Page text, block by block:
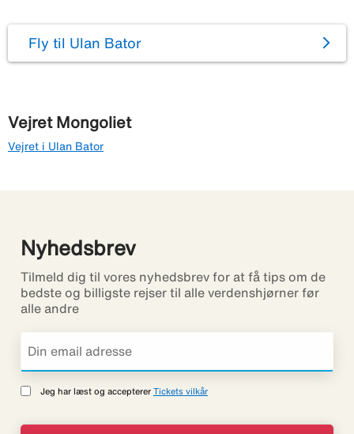
Fly til Ulan Bator
Vejret Mongoliet
Vejret i Ulan Bator
Nyhedsbrev
Tilmeld dig til vores nyhedsbrev for at få tips om de
bedste og billigste rejser til alle verdenshjørner før
alle andre
Jeg har læst og accepterer Tickets vilkår